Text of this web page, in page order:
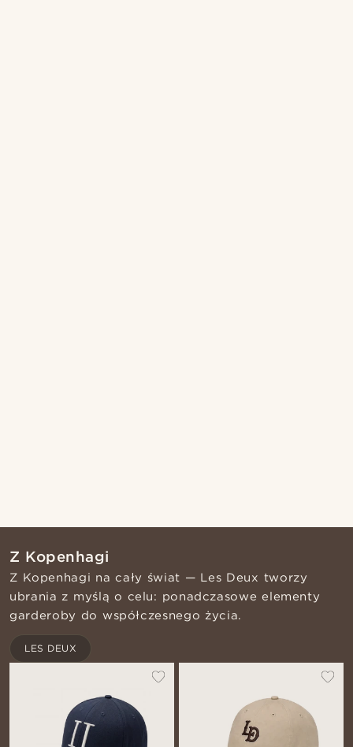
Z Kopenhagi
Z Kopenhagi na cały świat — Les Deux tworzy
ubrania z myślą o celu: ponadczasowe elementy
garderoby do współczesnego życia.
LES DEUX